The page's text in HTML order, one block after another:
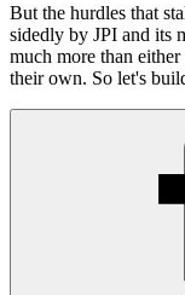
But the hurdles that
sidedly by JPI and its
much more than
their own. So let's